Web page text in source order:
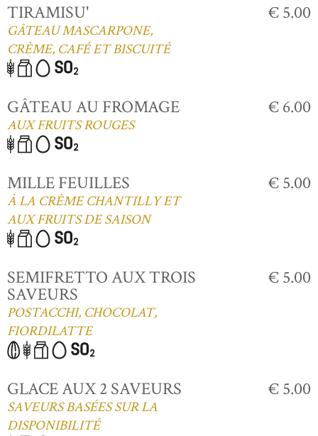
TIRAMISU'
GÂTEAU MASCARPONE,
CRÈME, CAFÉ ET BISCUITÉ
€ 5.00
GÂTEAU AU FROMAGE
AUX FRUITS ROUGES
€ 6.00
MILLE FEUILLES
À LA CRÈME CHANTILLY ET
AUX FRUITS DE SAISON
€ 5.00
SEMIFRETTO AUX TROIS
SAVEURS
POSTACCHI, CHOCOLAT,
FIORDILATTE
€ 5.00
GLACE AUX 2 SAVEURS
SAVEURS BASÉES SUR LA
DISPONIBILITÉ
€ 5.00